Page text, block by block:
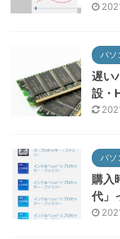
パソ
遅い
設・
パソ
購入
代」